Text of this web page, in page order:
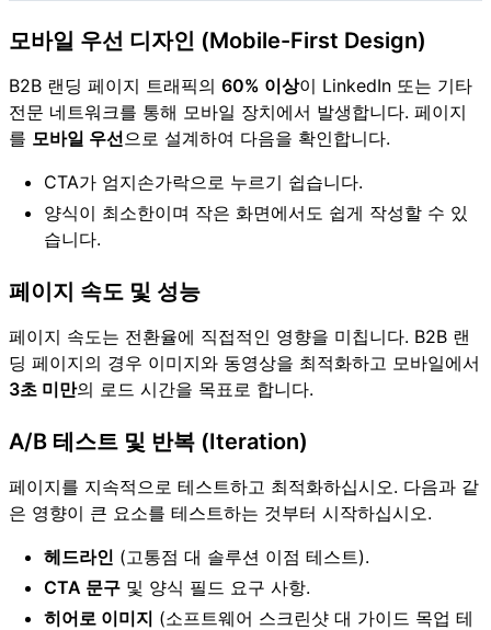
모바일 우선 디자인 (Mobile-First Design)
B2B 랜딩 페이지 트래픽의 60% 이상이 LinkedIn 또는 기타
전문 네트워크를 통해 모바일 장치에서 발생합니다. 페이지
를 모바일 우선으로 설계하여 다음을 확인합니다.
CTA가 엄지손가락으로 누르기 쉽습니다.
양식이 최소한이며 작은 화면에서도 쉽게 작성할 수 있
습니다.
페이지 속도 및 성능
페이지 속도는 전환율에 직접적인 영향을 미칩니다. B2B 랜
딩 페이지의 경우 이미지와 동영상을 최적화하고 모바일에서
3초 미만의 로드 시간을 목표로 합니다.
A/B 테스트 및 반복 (Iteration)
페이지를 지속적으로 테스트하고 최적화하십시오. 다음과 같
은 영향이 큰 요소를 테스트하는 것부터 시작하십시오.
헤드라인 (고통점 대 솔루션 이점 테스트).
CTA 문구 및 양식 필드 요구 사항.
히어로 이미지 (소프트웨어 스크린샷 대 가이드 목업 테